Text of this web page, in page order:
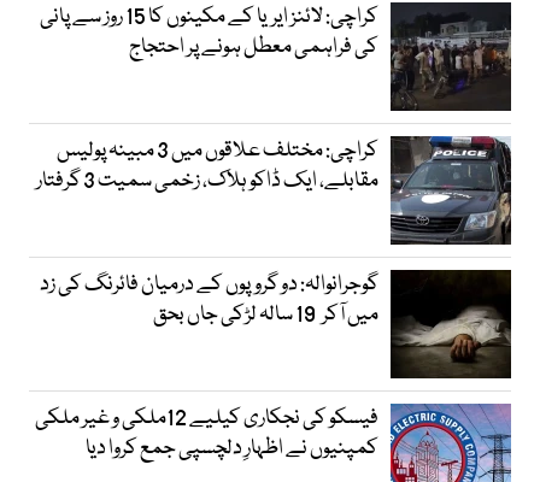
کراچی: لائنز ایریا کے مکینوں کا 15 روز سے پانی
کی فراہمی معطل ہونے پر احتجاج
کراچی: مختلف علاقوں میں 3 مبینہ پولیس
مقابلے، ایک ڈاکو ہلاک، زخمی سمیت 3 گرفتار
گوجرانوالہ: دو گروپوں کے درمیان فائرنگ کی زد
میں آکر 19 سالہ لڑکی جاں بحق
فیسکو کی نجکاری کیلیے 12ملکی و غیر ملکی
کمپنیوں نے اظہارِ دلچسپی جمع کروا دیا